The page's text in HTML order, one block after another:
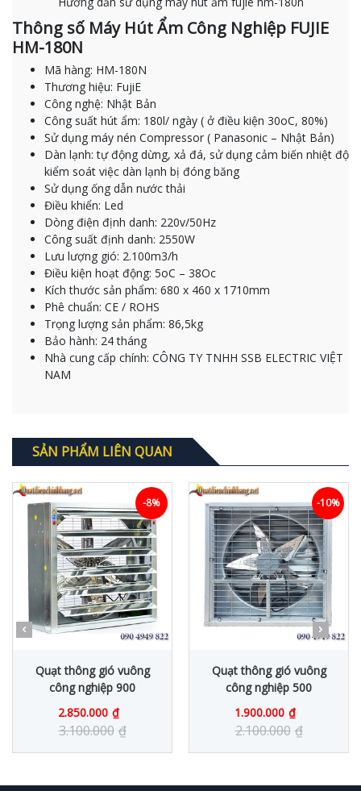
Thông số Máy Hút Ẩm Công Nghiệp FUJIE
HM-180N
Mã hàng: HM-180N
Thương hiệu: FujiE
Công nghệ: Nhật Bản
Công suất hút ẩm: 180l/ ngày ( ở điều kiện 30oC, 80%)
Sử dụng máy nén Compressor ( Panasonic – Nhật Bản)
Dàn lạnh: tự động dừng, xả đá, sử dụng cảm biến nhiệt độ
kiểm soát việc dàn lạnh bị đóng băng
Sử dụng ống dẫn nước thải
Điều khiển: Led
Dòng điện định danh: 220v/50Hz
Công suất định danh: 2550W
Lưu lượng gió: 2.100m3/h
Điều kiện hoạt động: 5oC – 38Oc
Kích thước sản phẩm: 680 x 460 x 1710mm
Phê chuẩn: CE / ROHS
Trọng lượng sản phẩm: 86,5kg
Bảo hành: 24 tháng
Nhà cung cấp chính: CÔNG TY TNHH SSB ELECTRIC VIỆT
NAM
SẢN PHẨM LIÊN QUAN
Quạt thông gió vuông
công nghiệp 900
2.850.000 ₫
3.100.000 ₫
-8%
Quạt thông gió vuông
công nghiệp 500
1.900.000 ₫
2.100.000 ₫
-10%